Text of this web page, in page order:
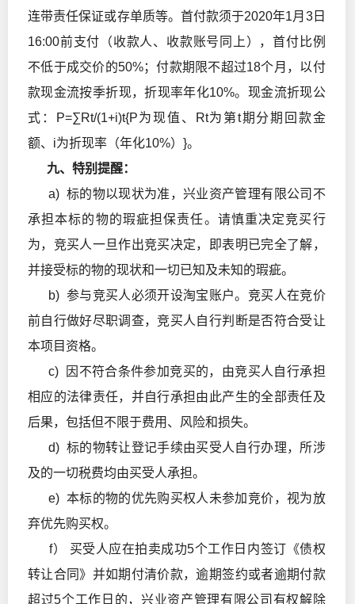
连带责任保证或存单质等。首付款须于2020年1月3日
16:00前支付（收款人、收款账号同上），首付比例
不低于成交价的50%；付款期限不超过18个月，以付
款现金流按季折现，折现率年化10%。现金流折现公
式：P=∑Rt/(1+i)t{P为现值、Rt为第t期分期回款金
额、i为折现率（年化10%）}。
九、特别提醒：
a) 标的物以现状为准，兴业资产管理有限公司不
承担本标的物的瑕疵担保责任。请慎重决定竞买行
为，竞买人一旦作出竞买决定，即表明已完全了解，
并接受标的物的现状和一切已知及未知的瑕疵。
b) 参与竞买人必须开设淘宝账户。竞买人在竞价
前自行做好尽职调查，竞买人自行判断是否符合受让
本项目资格。
c) 因不符合条件参加竞买的，由竞买人自行承担
相应的法律责任，并自行承担由此产生的全部责任及
后果，包括但不限于费用、风险和损失。
d) 标的物转让登记手续由买受人自行办理，所涉
及的一切税费均由买受人承担。
e) 本标的物的优先购买权人未参加竞价，视为放
弃优先购买权。
f） 买受人应在拍卖成功5个工作日内签订《债权
转让合同》并如期付清价款，逾期签约或者逾期付款
超过5个工作日的，兴业资产管理有限公司有权解除